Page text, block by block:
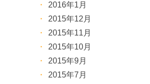
2016年1月
2015年12月
2015年11月
2015年10月
2015年9月
2015年7月